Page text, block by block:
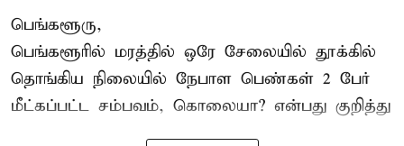
பெங்களூரு,
பெங்களூரில் மரத்தில் ஒரே சேலையில் தூக்கில்
தொங்கிய நிலையில் நேபாள பெண்கள் 2 பேர்
மீட்கப்பட்ட சம்பவம், கொலையா? என்பது குறித்து